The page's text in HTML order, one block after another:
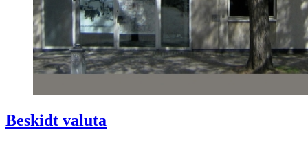
Beskidt valuta